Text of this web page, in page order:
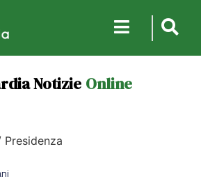
Notizie Online
Presidenza